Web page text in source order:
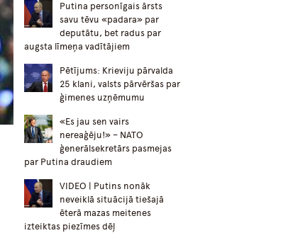
Putina personīgais ārsts
savu tēvu «padara» par
deputātu, bet radus par
augsta līmeņa vadītājiem
Pētījums: Krieviju pārvalda
25 klani, valsts pārvēršas par
ģimenes uzņēmumu
«Es jau sen vairs
nereaģēju!» – NATO
ģenerālsekretārs pasmejas
par Putina draudiem
VIDEO | Putins nonāk
neveiklā situācijā tiešajā
ēterā mazas meitenes
izteiktas piezīmes dēļ